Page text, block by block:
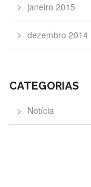
janeiro 2015
dezembro 2014
CATEGORIAS
Notícia